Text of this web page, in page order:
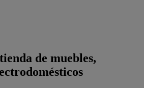
de muebles,